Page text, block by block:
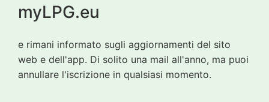
myLPG.eu
e rimani informato sugli aggiornamenti del sito
web e dell'app. Di solito una mail all'anno, ma puoi
annullare l'iscrizione in qualsiasi momento.